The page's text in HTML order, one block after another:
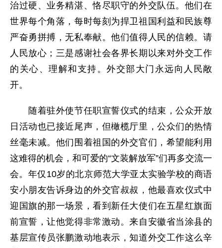
治过硬、业务精湛、恪尽职守的外交队伍。他们在
世界每个角落，每时每刻为捍卫祖国利益和民族尊
严奋勇拼搏，无私奉献。他们值得人民的信赖。请
人民放心；三是感谢社会各界长期以来对外交工作
的关心、理解和支持。外交部大门永远向人民敞
开。
随着驻外使节任职宣誓仪式的结束，公众开放
日活动也已接近尾声，但橄榄厅里，公众们的热情
丝毫未减。他们围着祖国的外交官们，希望能利用
这难得的机会，和可爱的“文装解放军”们再多交流一
会。年仅10岁的北京师范大学亚太实验学校的商语
安小朋友告诉身边的外交官叔叔，他最喜欢仪式中
迎国旗的那一场景，看到新任大使们在五星红旗面
前宣誓，让他觉得非常激动。来自安徽省当涂县的
基层宣传员张鹏激动地表示，知道外交工作这么辛